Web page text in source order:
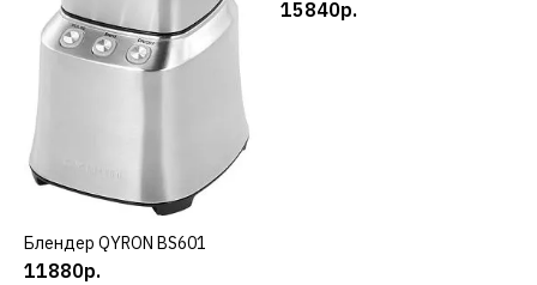
КУПИТЬ
Блендер QYRON BS601
11880р.
15840р.